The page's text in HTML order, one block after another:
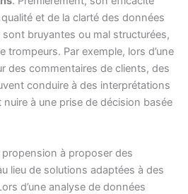
et de la clarté des données
bruyantes ou mal structurées,
trompeurs. Par exemple, lors d’une
des commentaires de clients, des
conduire à des interprétations
à une prise de décision basée
propension à proposer des
lieu de solutions adaptées à des
d’une analyse de données